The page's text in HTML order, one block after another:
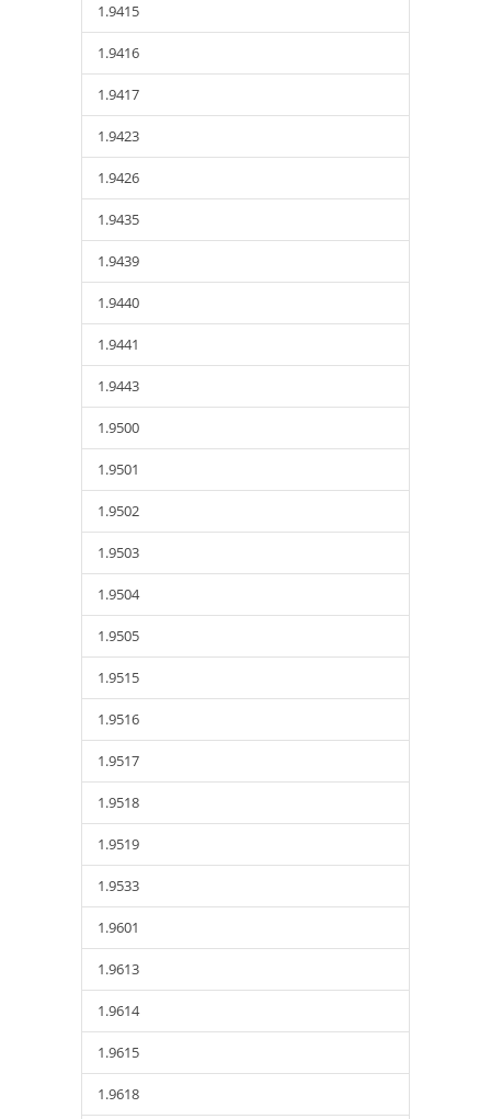
1.9415
1.9416
1.9417
1.9423
1.9426
1.9435
1.9439
1.9440
1.9441
1.9443
1.9500
1.9501
1.9502
1.9503
1.9504
1.9505
1.9515
1.9516
1.9517
1.9518
1.9519
1.9533
1.9601
1.9613
1.9614
1.9615
1.9618